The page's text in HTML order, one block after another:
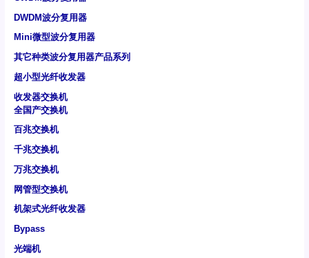
DWDM波分复用器
Mini微型波分复用器
其它种类波分复用器产品系列
超小型光纤收发器
收发器交换机
全国产交换机
百兆交换机
千兆交换机
万兆交换机
网管型交换机
机架式光纤收发器
Bypass
光端机